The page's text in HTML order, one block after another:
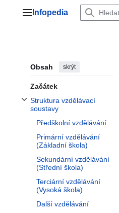
Hlavní menu
Infopedia
Obsah skrýt
Začátek
Struktura vzdělávací
soustavy
Přepnout podsekci Struktura
Předškolní vzdělávání
Primární vzdělávání
(Základní škola)
Sekundární vzdělávání
(Střední škola)
Terciární vzdělávání
(Vysoká škola)
Další vzdělávání